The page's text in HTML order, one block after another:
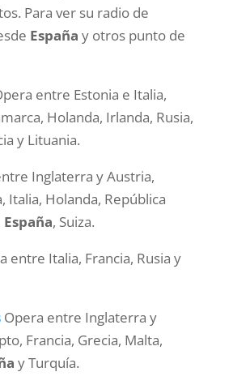
Para ver su radio de
España y otros punto de
entre Estonia e Italia,
Holanda, Irlanda, Rusia,
y Lituania.
Inglaterra y Austria,
Italia, Holanda, República
España, Suiza.
entre Italia, Francia, Rusia y
Opera entre Inglaterra y
Francia, Grecia, Malta,
y Turquía.